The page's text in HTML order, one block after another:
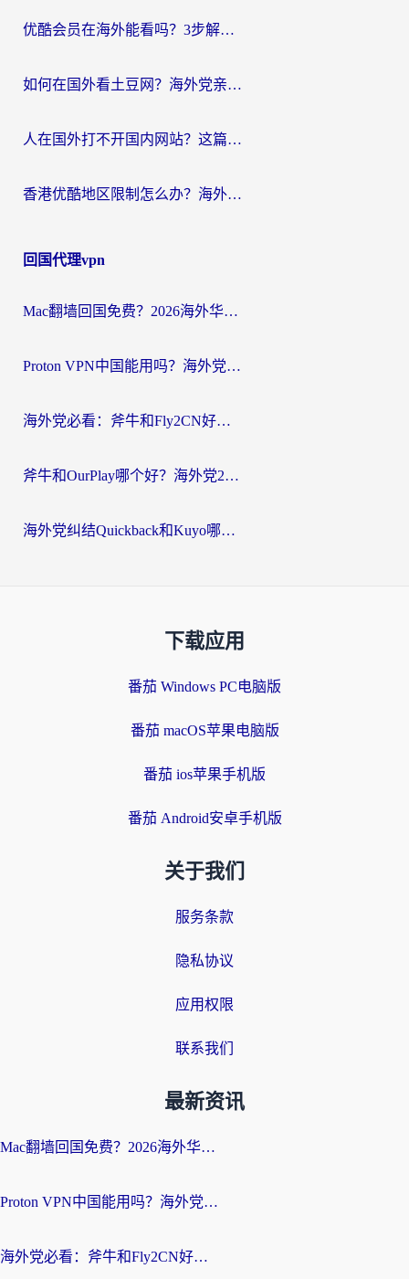
优酷会员在海外能看吗？3步解决海外追剧难题，附实测好用加速器推荐
如何在国外看土豆网？海外党亲测有效的追剧加速器选择指南
人在国外打不开国内网站？这篇攻略帮你无缝解锁国内资源（附交管12123使用技巧）
香港优酷地区限制怎么办？海外党亲测有效的追剧解决方案
回国代理vpn
Mac翻墙回国免费？2026海外华人亲测：从CCTV5直播到国内APP，这样选加速器才靠谱
Proton VPN中国能用吗？海外党选回国加速器的避坑指南（附番茄加速器实测）
海外党必看：斧牛和Fly2CN好用吗？3招教你选对回国加速器（附免费试用攻略）
斧牛和OurPlay哪个好？海外党2026亲测：选对加速器，国内资源秒加载
海外党纠结Quickback和Kuyo哪个好？选对回国加速器才能无缝刷国内资源
下载应用
番茄 Windows PC电脑版
番茄 macOS苹果电脑版
番茄 ios苹果手机版
番茄 Android安卓手机版
关于我们
服务条款
隐私协议
应用权限
联系我们
最新资讯
Mac翻墙回国免费？2026海外华人亲测：从CCTV5直播到国内APP，这样选加速器才靠谱
Proton VPN中国能用吗？海外党选回国加速器的避坑指南（附番茄加速器实测）
海外党必看：斧牛和Fly2CN好用吗？3招教你选对回国加速器（附免费试用攻略）